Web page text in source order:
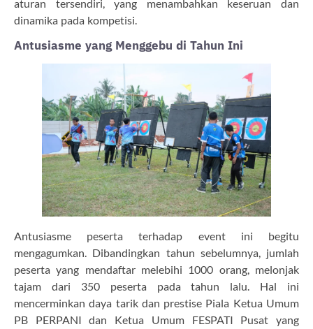
aturan tersendiri, yang menambahkan keseruan dan
dinamika pada kompetisi.
Antusiasme yang Menggebu di Tahun Ini
Antusiasme peserta terhadap event ini begitu
mengagumkan. Dibandingkan tahun sebelumnya, jumlah
peserta yang mendaftar melebihi 1000 orang, melonjak
tajam dari 350 peserta pada tahun lalu. Hal ini
mencerminkan daya tarik dan prestise Piala Ketua Umum
PB PERPANI dan Ketua Umum FESPATI Pusat yang